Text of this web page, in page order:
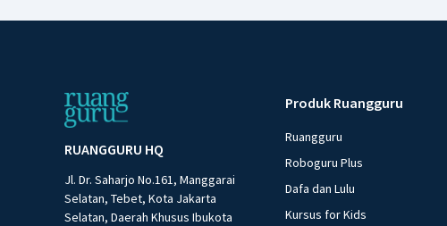
RUANGGURU HQ
Jl. Dr. Saharjo No.161, Manggarai
Selatan, Tebet, Kota Jakarta
Selatan, Daerah Khusus Ibukota
Produk Ruangguru
Ruangguru
Roboguru Plus
Dafa dan Lulu
Kursus for Kids